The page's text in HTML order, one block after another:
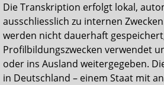
Die Transkription erfolgt lokal,
ausschliesslich zu internen
werden nicht dauerhaft
Profilbildungszwecken verwendet
oder ins Ausland weitergegeben.
in Deutschland – einem Staat mit